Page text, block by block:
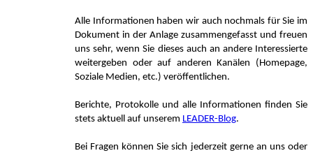
Alle Informationen haben wir auch nochmals für Sie im
Dokument in der Anlage zusammengefasst und freuen
uns sehr, wenn Sie dieses auch an andere Interessierte
weitergeben oder auf anderen Kanälen (Homepage,
Soziale Medien, etc.) veröffentlichen.
Berichte, Protokolle und alle Informationen finden Sie
stets aktuell auf unserem LEADER-Blog.
Bei Fragen können Sie sich jederzeit gerne an uns oder